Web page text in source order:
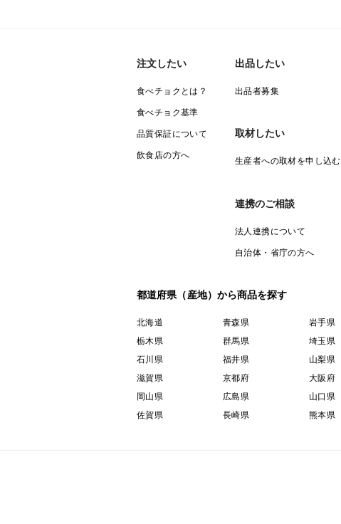
注文したい
食べチョクとは？
食べチョク基準
品質保証について
飲食店の方へ
出品したい
出品者募集
取材したい
生産者への取材を申し込む
連携のご相談
法人連携について
自治体・省庁の方へ
都道府県（産地）から商品を探す
北海道 青森県 岩手県
栃木県
群馬県 埼玉県
石川県
福井県 山梨県
滋賀県
京都府 大阪府
岡山県
広島県 山口県
佐賀県
長崎県 熊本県